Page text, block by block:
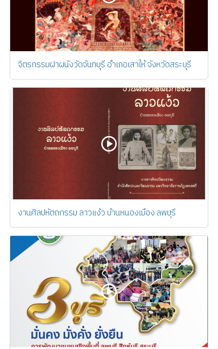
จิตรกรรมฝาผนังวัดจันทบุรี อำเภอเสาให้ จังหวัดสระบุรี
งานศิลปหัตถกรรม ลาวแง้ว บ้านหนองเมือง ลพบุรี